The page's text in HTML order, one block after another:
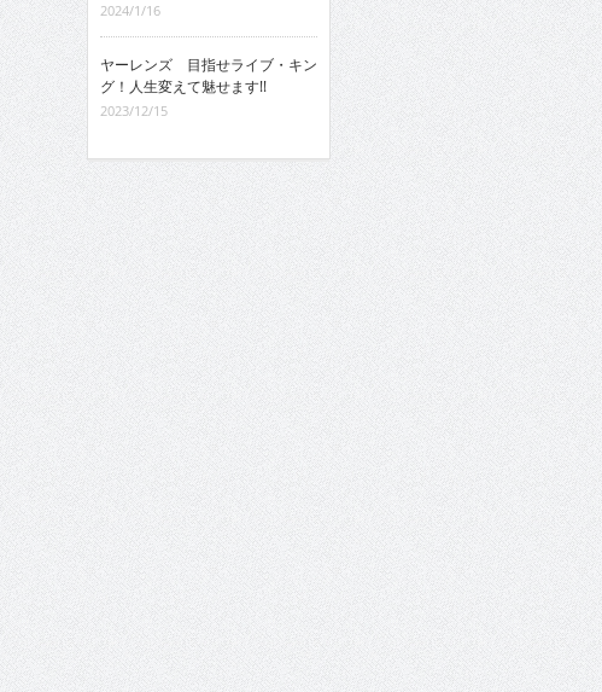
2024/1/16
ヤーレンズ 目指せライブ・キン
グ！人生変えて魅せます!!
2023/12/15